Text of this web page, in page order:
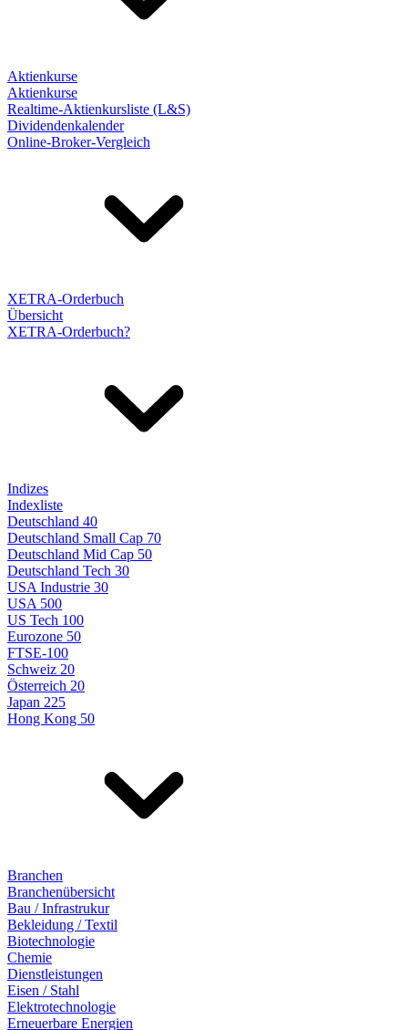
Aktienkurse
Aktienkurse
Realtime-Aktienkursliste (L&S)
Dividendenkalender
Online-Broker-Vergleich
XETRA-Orderbuch
Übersicht
XETRA-Orderbuch?
Indizes
Indexliste
Deutschland 40
Deutschland Small Cap 70
Deutschland Mid Cap 50
Deutschland Tech 30
USA Industrie 30
USA 500
US Tech 100
Eurozone 50
FTSE-100
Schweiz 20
Österreich 20
Japan 225
Hong Kong 50
Branchen
Branchenübersicht
Bau / Infrastrukur
Bekleidung / Textil
Biotechnologie
Chemie
Dienstleistungen
Eisen / Stahl
Elektrotechnologie
Erneuerbare Energien